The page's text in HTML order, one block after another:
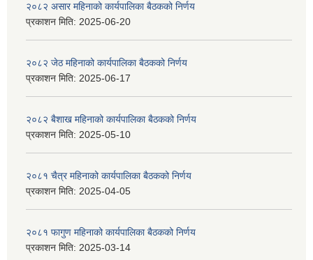
२०८२ असार महिनाको कार्यपालिका बैठकको निर्णय
प्रकाशन मिति: 2025-06-20
२०८२ जेठ महिनाको कार्यपालिका बैठकको निर्णय
प्रकाशन मिति: 2025-06-17
२०८२ बैशाख महिनाको कार्यपालिका बैठकको निर्णय
प्रकाशन मिति: 2025-05-10
२०८१ चैत्र महिनाको कार्यपालिका बैठकको निर्णय
प्रकाशन मिति: 2025-04-05
२०८१ फागुण महिनाको कार्यपालिका बैठकको निर्णय
प्रकाशन मिति: 2025-03-14